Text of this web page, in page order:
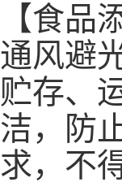
【食品
通风避
贮存、
洁，防
求，不